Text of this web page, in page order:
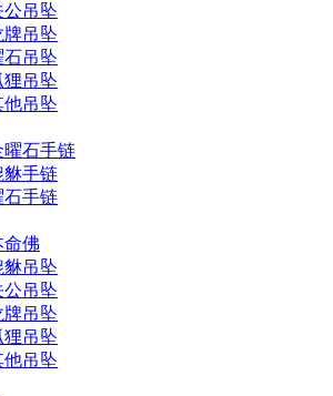
吊坠
吊坠
石吊坠
吊坠
吊坠
曜石手链
貅手链
石手链
命佛
吊坠
吊坠
吊坠
吊坠
吊坠